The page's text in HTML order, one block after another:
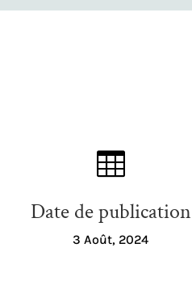

Date de publication
3 Août, 2024